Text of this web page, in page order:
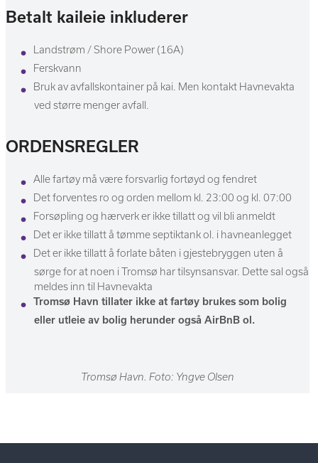
Betalt kaileie inkluderer
Landstrøm / Shore Power (16A)
Ferskvann
Bruk av avfallskontainer på kai. Men kontakt Havnevakta
ved større menger avfall.
ORDENSREGLER
Alle fartøy må være forsvarlig fortøyd og fendret
Det forventes ro og orden mellom kl. 23:00 og kl. 07:00
Forsøpling og hærverk er ikke tillatt og vil bli anmeldt
Det er ikke tillatt å tømme septiktank ol. i havneanlegget
Det er ikke tillatt å forlate båten i gjestebryggen uten å
sørge for at noen i Tromsø har tilsynsansvar. Dette sal også
meldes inn til Havnevakta
Tromsø Havn tillater ikke at fartøy brukes som bolig
eller utleie av bolig herunder også AirBnB ol.
Tromsø Havn. Foto: Yngve Olsen